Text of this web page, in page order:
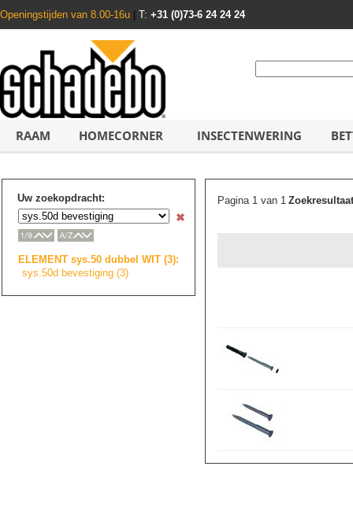
Openingstijden van 8.00-16u T: +31 (0)73-6 24 24 24
RAAM HOMECORNER INSECTENWERING
Uw zoekopdracht:
ELEMENT sys.50 dubbel WIT (3):
sys.50d bevestiging (3)
Pagina 1 van 1Zoekresultaat